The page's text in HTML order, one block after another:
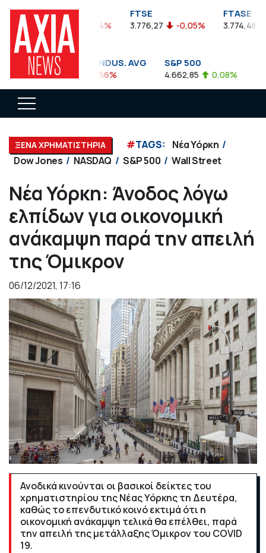
FTSEA
899,47 -0,04%
FTSE
3.776,27 -0,05%
FTASE
3.774,48
DOW JONES INDUS. AVG
35.911,81 -0,56%
S&P 500
4.662,85 0,08%
ΞΕΝΑ ΧΡΗΜΑΤΙΣΤΗΡΙΑ #TAGS:
Νέα Υόρκη
Dow Jones
NASDAQ S&P 500 Wall Street
Νέα Υόρκη: Άνοδος λόγω
ελπίδων για οικονομική
ανάκαμψη παρά την απειλή
της Όμικρον
06/12/2021, 17:16
Ανοδικά κινούνται οι βασικοί δείκτες του
χρηματιστηρίου της Νέας Υόρκης τη Δευτέρα,
καθώς το επενδυτικό κοινό εκτιμά ότι η
οικονομική ανάκαμψη τελικά θα επέλθει, παρά
την απειλή της μετάλλαξης Όμικρον του COVID
19.